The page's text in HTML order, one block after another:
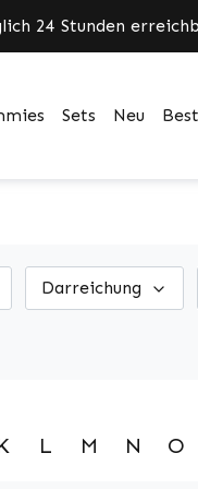
24 Stunden
Sets Neu
Darreichung
L M N O